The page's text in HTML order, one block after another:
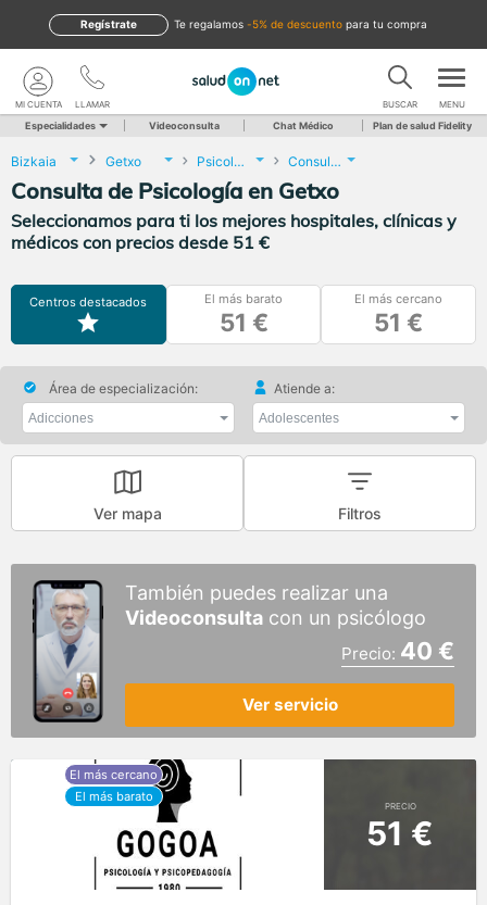
te regalamos -5% de descuento para tu compra
Regístrate
LLAMAR
MI CUENTA BUSCAR MENU
Especialidades Videoconsulta Chat Médico Plan de salud Fidelity
Bizkaia Getxo Psicología Consulta de Psicología
Consulta de Psicología en Getxo
Seleccionamos para ti los mejores hospitales, clínicas y
médicos con precios desde 51 €
Centros destacados El más barato
51 €
El más cercano
51 €
Área de especialización: Atiende a:
Ver mapa Filtros
También puedes realizar una
Videoconsulta con un psicólogo
Precio: 40 €
Ver servicio
PRECIO
51 €